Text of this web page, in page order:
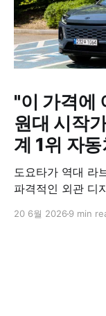
"이 가격에
원대 시작
계 1위 자
도요타가 역대 라
파격적인 외관 디
충전이 가능하고
20 6월 2026 9 min